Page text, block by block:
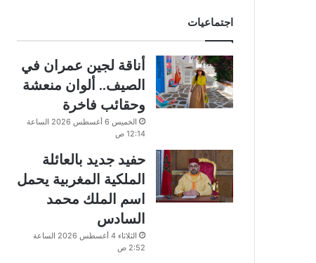
اجتماعيات
أناقة لجين عمران في
الصيف.. ألوان منعشة
وحقائب فاخرة
الخميس 6 أغسطس 2026 الساعة
12:14 ص
حفيد جديد بالعائلة
الملكية المغربية يحمل
اسم الملك محمد
السادس
الثلاثاء 4 أغسطس 2026 الساعة
2:52 ص